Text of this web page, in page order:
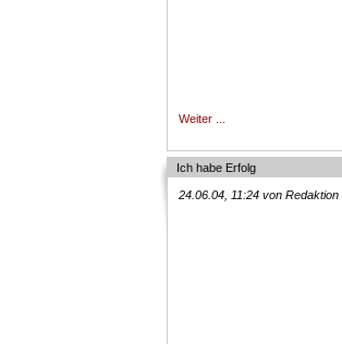
Weiter ...
Ich habe Erfolg
24.06.04, 11:24 von Redaktion